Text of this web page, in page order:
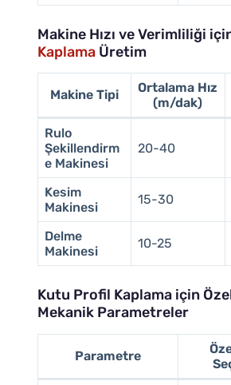
Makine Hızı ve Verimliliği
KaplamaÜretim
Makine Tipi
Ortalama Hız
(m/dak)
Rulo
Şekillendirm
e Makinesi
20-40
Kesim
Makinesi
15-30
Delme
Makinesi
10-25
Kutu Profil Kaplama için
Mekanik Parametreler
Parametre